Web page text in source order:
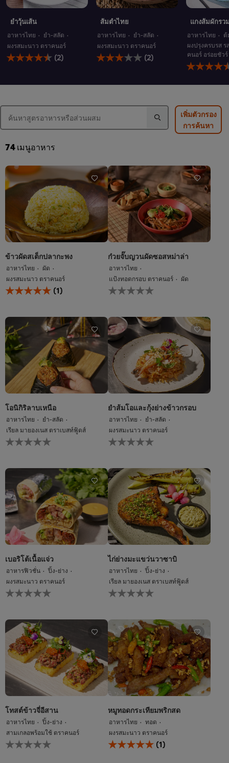
ยำวุ้นเส้น
อาหารไทย
ยำ-สลัด
ผงรสมะนาว ตราคนอร์
คะแนน
เฉลี่ย
นี้
คือ
4.5
5
คะแนน
2
(2)
ส้มตำไทย
อาหารไทย
ยำ-สลัด
ผงรสมะนาว ตราคนอร์
คะแนน
เฉลี่ย
คือ
3.0
จาก
2
(2)
แกงส้มผักรว
อาหารไทย
ต้
ผงปรุงครบรส ร
คนอร์ อร่อยชัวร์
คะแนน
เฉลี่ย
รวม
กุ้ง
สด
นี้
5
จาก
คะแนน
2
เพิ่มตัวกรอง
การค้นหา
74เมนูอาหาร
ข้าวผัดสเต็กปลากะพง
อาหารไทย
ผัด
ผงรสมะนาว ตราคนอร์
คะแนน
เฉลี่ย
สเต็ก
ปลา
กะพง
นี้
คือ
5.0
จาก
5
จาก
คะแนน
1
(1)
ก๋วยจั๊บญวนผัดซอสหม่าล่า
อาหารไทย
แป้งทอดกรอบ ตราคนอร์
ผัด
ไม่มี
การ
สำหรับ
recipe
นี้
โอนิกิริลาบเหนือ
อาหารไทย
ยำ-สลัด
เรียล มายองเนส ตราเบสท์ฟู้ดส์
ไม่มี
การ
recipe
นี้
ยำส้มโอและกุ้งย่างข้าวกรอบ
อาหารไทย
ยำ-สลัด
ผงรสมะนาว ตราคนอร์
ไม่มี
การ
สำหรับ
recipe
นี้
เบอริโต้เนื้อแจ่ว
อาหารฟิวชั่น
ปิ้ง-ย่าง
ผงรสมะนาว ตราคนอร์
ไม่มี
การ
สำหรับ
recipe
นี้
ไก่ย่างมะแขว่นวาซาบิ
อาหารไทย
ปิ้ง-ย่าง
เรียล มายองเนส ตราเบสท์ฟู้ดส์
ไม่มี
การ
สำหรับ
recipe
นี้
โทสต์ข้าวจี่อีสาน
อาหารไทย
ปิ้ง-ย่าง
สามเกลอพร้อมใช้ ตราคนอร์
ไม่มี
การ
หมูทอดกระเทียมพริกสด
อาหารไทย
ทอด
ผงรสมะนาว ตราคนอร์
คะแนน
เฉลี่ย
(1)